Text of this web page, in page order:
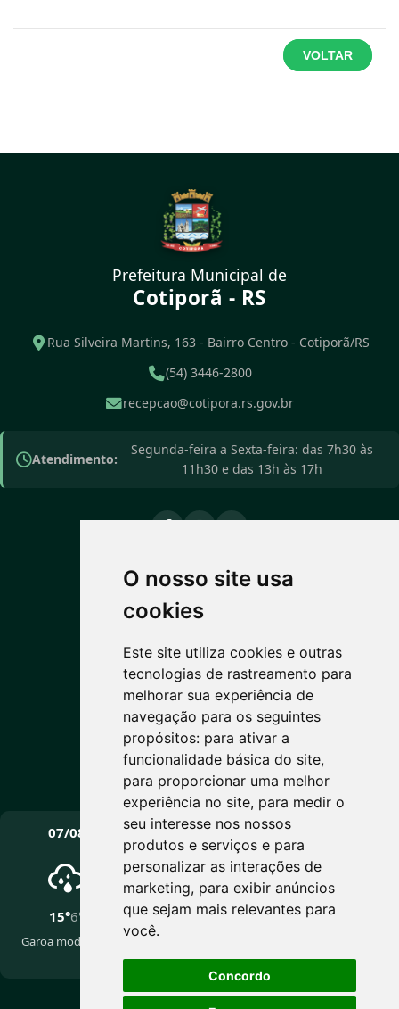
O nosso site usa
cookies
Este site utiliza cookies e outras
tecnologias de rastreamento para
melhorar sua experiência de
navegação para os seguintes
propósitos: para ativar a
funcionalidade básica do site,
para proporcionar uma melhor
experiência no site, para medir o
seu interesse nos nossos
produtos e serviços e para
personalizar as interações de
marketing, para exibir anúncios
que sejam mais relevantes para
você.
Concordo
VOLTAR
Prefeitura Municipal de
Cotiporã - RS
Rua Silveira Martins, 163 - Bairro Centro - Cotiporã/RS
(54) 3446-2800
recepcao@cotipora.rs.gov.br
Atendimento:
Segunda-feira a Sexta-feira: das 7h30 às
11h30 e das 13h às 17h
PREVISÃO DO TEMPO
11°C
Nublado
Máx: 15° • Mín: 6°
Vento: 10.7 km/h
07/08
15°6°
Garoa moderada
08/08
17°5°
Pancadas de chuva
fracas
16°